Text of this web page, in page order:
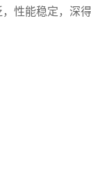
性能稳定，深